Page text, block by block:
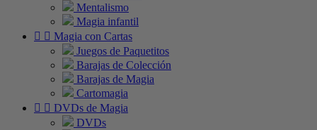
Mentalismo
Magia infantil
  Magia con Cartas
Juegos de Paquetitos
Barajas de Colección
Barajas de Magia
Cartomagia
  DVDs de Magia
DVDs